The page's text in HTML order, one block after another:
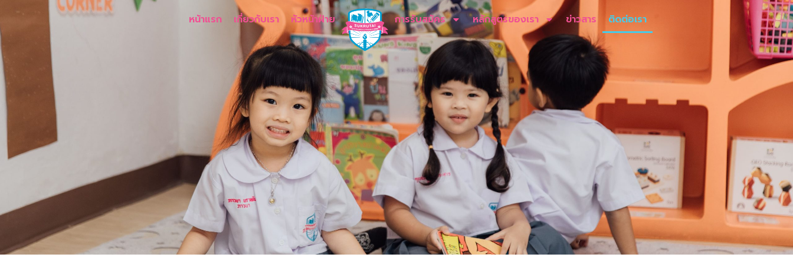
หน้าแรก เกี่ยวกับเรา หัวหน้าฝ่าย การรับสมัคร หลักสูตรของเรา ข่าวสาร ติดต่อเรา